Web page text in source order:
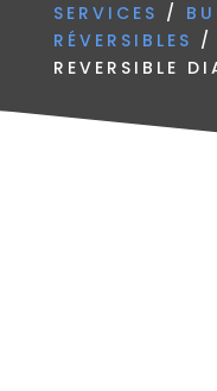
SERVICES /
RÉVERSIBLES /
REVERSIBLE